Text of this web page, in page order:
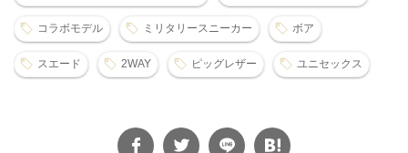
コラボモデル ミリタリースニーカー ボア
スエード 2WAY ピッグレザー ユニセックス